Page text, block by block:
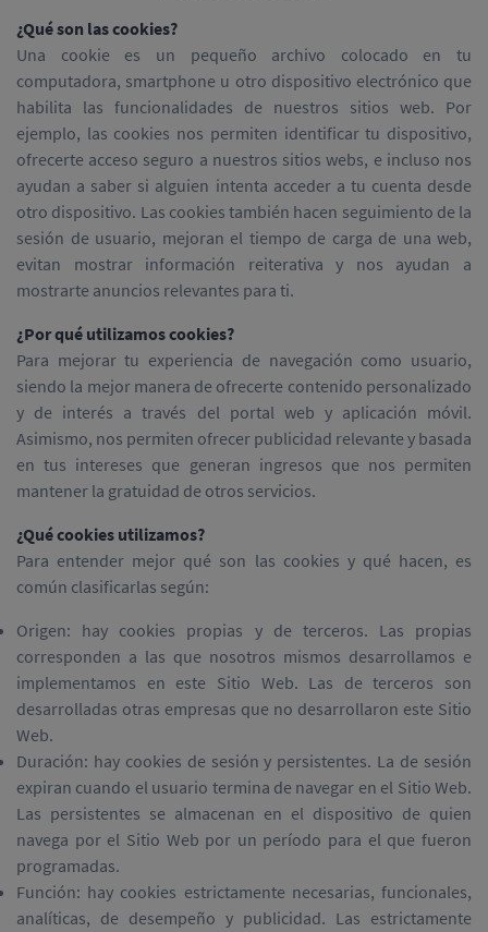
¿Qué son las cookies?
Una cookie es un pequeño archivo colocado en tu
computadora, smartphone u otro dispositivo electrónico que
habilita las funcionalidades de nuestros sitios web. Por
ejemplo, las cookies nos permiten identificar tu dispositivo,
ofrecerte acceso seguro a nuestros sitios webs, e incluso nos
ayudan a saber si alguien intenta acceder a tu cuenta desde
otro dispositivo. Las cookies también hacen seguimiento de la
sesión de usuario, mejoran el tiempo de carga de una web,
evitan mostrar información reiterativa y nos ayudan a
mostrarte anuncios relevantes para ti.
¿Por qué utilizamos cookies?
Para mejorar tu experiencia de navegación como usuario,
siendo la mejor manera de ofrecerte contenido personalizado
y de interés a través del portal web y aplicación móvil.
Asimismo, nos permiten ofrecer publicidad relevante y basada
en tus intereses que generan ingresos que nos permiten
mantener la gratuidad de otros servicios.
¿Qué cookies utilizamos?
Para entender mejor qué son las cookies y qué hacen, es
común clasificarlas según:
Origen: hay cookies propias y de terceros. Las propias
corresponden a las que nosotros mismos desarrollamos e
implementamos en este Sitio Web. Las de terceros son
desarrolladas otras empresas que no desarrollaron este Sitio
Web.
Duración: hay cookies de sesión y persistentes. La de sesión
expiran cuando el usuario termina de navegar en el Sitio Web.
Las persistentes se almacenan en el dispositivo de quien
navega por el Sitio Web por un período para el que fueron
programadas.
Función: hay cookies estrictamente necesarias, funcionales,
analíticas, de desempeño y publicidad. Las estrictamente